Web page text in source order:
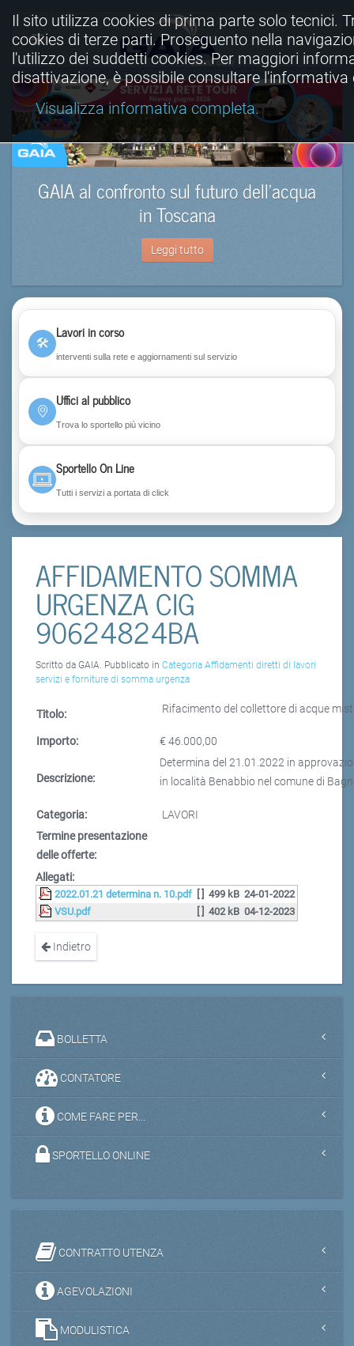
GAIA al confronto sul futuro dell’acqua
in Toscana
Leggi tutto
🛠
Lavori in corso
interventi sulla rete e aggiornamenti sul servizio
Uffici al pubblico
Trova lo sportello più vicino
Sportello On Line
Tutti i servizi a portata di click
AFFIDAMENTO SOMMA
URGENZA CIG
90624824BA
Scritto da GAIA. Pubblicato in Categoria Affidamenti diretti di lavori
servizi e forniture di somma urgenza
Titolo: Rifacimento del collettore di acque
Importo: € 46.000,00
Descrizione:
Determina del 21.01.2022 in
in località Benabbio nel comune di
Categoria:
LAVORI
Termine presentazione
delle offerte:
Allegati:
2022.01.21 determina n. 10.pdf 499 kB 24-01-2022
VSU.pdf
402 kB 04-12-2023
Indietro
BOLLETTA
CONTATORE
COME FARE PER...
SPORTELLO ONLINE
CONTRATTO UTENZA
AGEVOLAZIONI
MODULISTICA
Il sito utilizza cookies di prima parte solo tecnici.
cookies di terze parti. Proseguento nella
l'utilizzo dei suddetti cookies. Per maggiori
disattivazione, è possibile consultare
Visualizza informativa completa.